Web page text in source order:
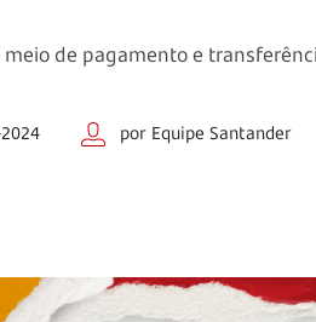
de pagamento e
por Equipe Santander